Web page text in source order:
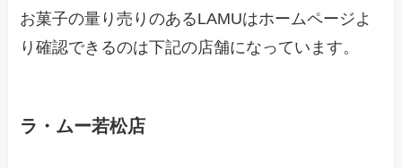
お菓子の量り売りのあるLAMUはホームページよ
り確認できるのは下記の店舗になっています。
ラ・ムー若松店